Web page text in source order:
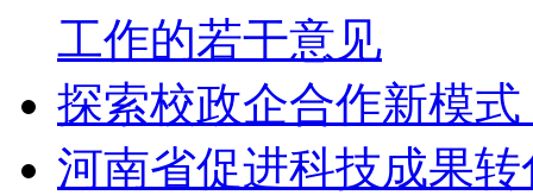
工作的若干意见
探索校政企合作新模
河南省促进科技成果